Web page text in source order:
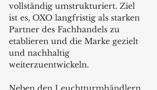
vollständig umstrukturiert. Ziel
ist es, OXO langfristig als starken
Partner des Fachhandels zu
etablieren und die Marke gezielt
und nachhaltig
weiterzuentwickeln.
Neben den Leuchtturmhändlern